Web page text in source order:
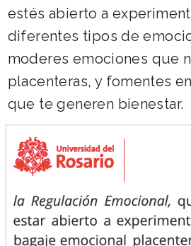
estés abierto a
diferentes tipos de
moderes emociones que
placenteras, y fomentes
que te generen bienestar.